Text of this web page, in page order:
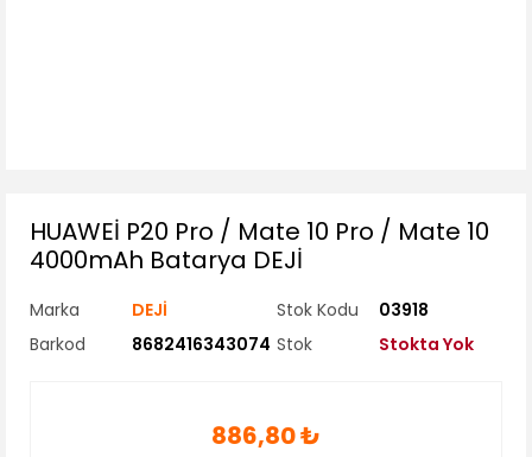
HUAWEİ P20 Pro / Mate 10 Pro / Mate 10
4000mAh Batarya DEJİ
Marka DEJİ Stok Kodu
03918
Barkod
8682416343074 Stok Stokta Yok
886,80 ₺